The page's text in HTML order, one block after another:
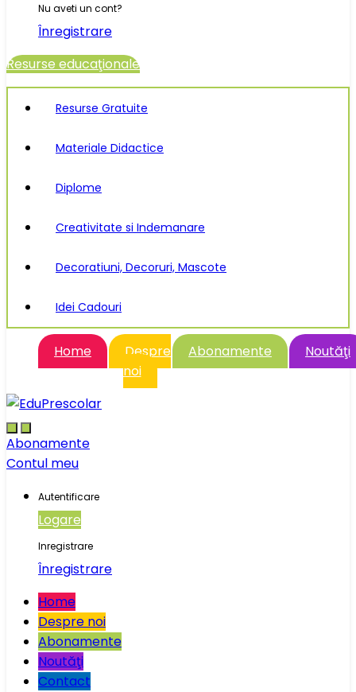
Nu aveti un cont?
Înregistrare
Resurse educaţionale
Resurse Gratuite
Materiale Didactice
Diplome
Creativitate si Indemanare
Decoratiuni, Decoruri, Mascote
Idei Cadouri
Home
Despre
noi
Abonamente Noutăţi
Abonamente
Contul meu
Autentificare
Logare
Inregistrare
Înregistrare
Home
Despre noi
Abonamente
Noutăţi
Contact